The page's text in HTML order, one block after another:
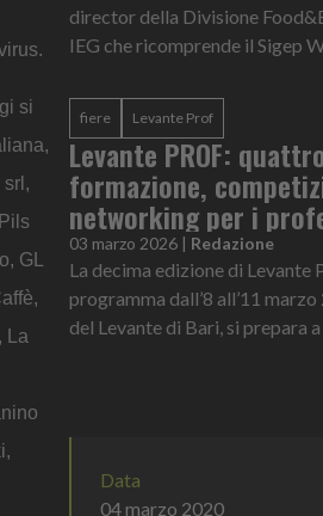
si
srl,
GL
La
director della Divisione
IEG che ricomprende il Sigep
Mixology Attraction e le
este...
fiere Levante Prof
Levante PROF:
formazione,
networking per i
del food & beverage
03 marzo 2026 | Redazione
La decima edizione di Levante
programma dall’8 all’11
del Levante di Bari, si prepara
Data
04 marzo 2020